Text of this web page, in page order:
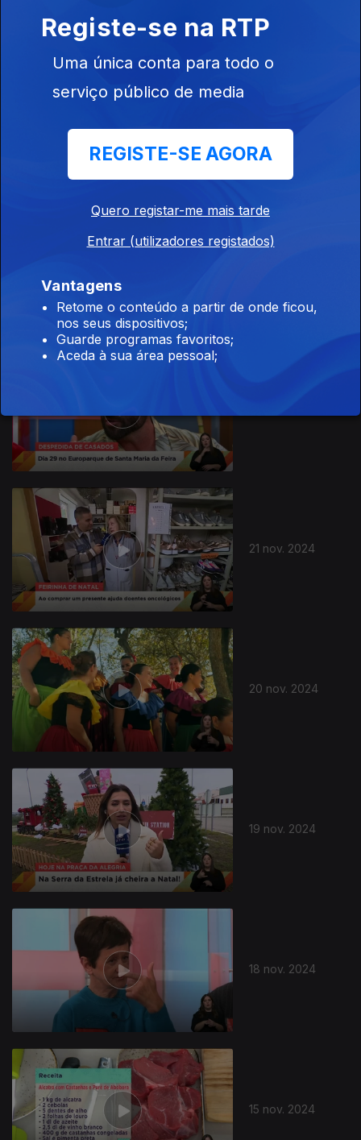
27 nov. 2024
21 nov. 2024
20 nov. 2024
810262
19 nov. 2024
18 nov. 2024
15 nov. 2024
Registe-se na RTP
Uma única conta para todo o
serviço público de media
REGISTE-SE AGORA
Quero registar-me mais tarde
Entrar (utilizadores registados)
Vantagens
Retome o conteúdo a partir de onde ficou,
nos seus dispositivos;
Guarde programas favoritos;
Aceda à sua área pessoal;